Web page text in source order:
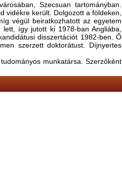
Szecsuan tartományban.
vidékre került. Dolgozott a földeken,
végül beiratkozhatott az egyetem
így jutott ki 1978-ban Angliába,
disszertációt 1982-ben. Ő
szerzett doktorátust. Díjnyertes
munkatársa. Szerzőként